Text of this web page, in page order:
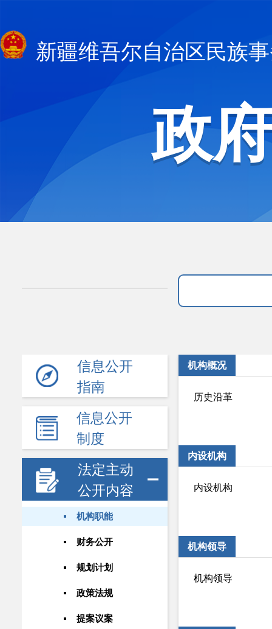
新疆维吾尔自治区民族
政
信息公开
指南
信息公开
制度
法定主动
公开内容
机构职能
财务公开
规划计划
政策法规
提案议案
机构概况
历史沿革
内设机构
内设机构
机构领导
机构领导